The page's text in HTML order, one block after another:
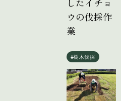
ウの伐採作
業
#樹木伐採